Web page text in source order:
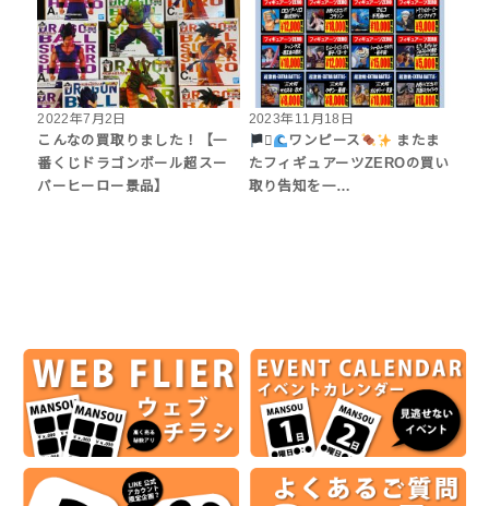
2022年7月2日
こんなの買取りました！【一
番くじドラゴンボール超スー
パーヒーロー景品】
2023年11月18日
‍☠
ワンピース
またま
たフィギュアーツZEROの買い
取り告知を一…